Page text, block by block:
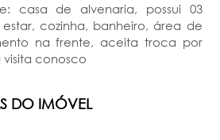
casa de alvenaria, possui 03
cozinha, banheiro, área de
na frente, aceita troca por
conosco
DO IMÓVEL